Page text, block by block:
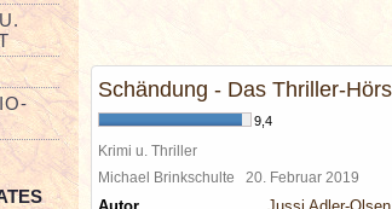
Schändung - Das Thriller-
9,4
Krimi u. Thriller
Michael Brinkschulte 20. Februar 2019